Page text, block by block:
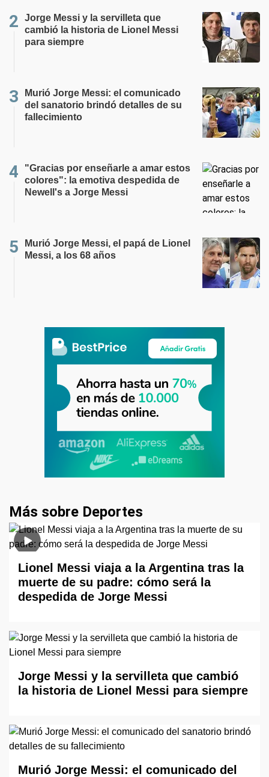
Jorge Messi y la servilleta que
cambió la historia de Lionel Messi
para siempre
Murió Jorge Messi: el comunicado
del sanatorio brindó detalles de su
fallecimiento
"Gracias por enseñarle a amar estos
colores": la emotiva despedida de
Newell's a Jorge Messi
Murió Jorge Messi, el papá de Lionel
Messi, a los 68 años
Más sobre Deportes
Lionel Messi viaja a la Argentina tras la
muerte de su padre: cómo será la
despedida de Jorge Messi
Jorge Messi y la servilleta que cambió
la historia de Lionel Messi para siempre
Murió Jorge Messi: el comunicado del